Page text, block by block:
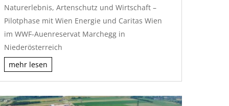
Naturerlebnis, Artenschutz und Wirtschaft –
Pilotphase mit Wien Energie und Caritas Wien
im WWF-Auenreservat Marchegg in
Niederösterreich
mehr lesen